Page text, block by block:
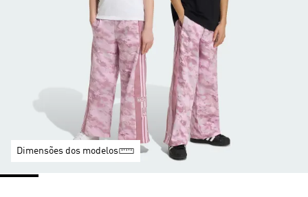
Dimensões dos modelos